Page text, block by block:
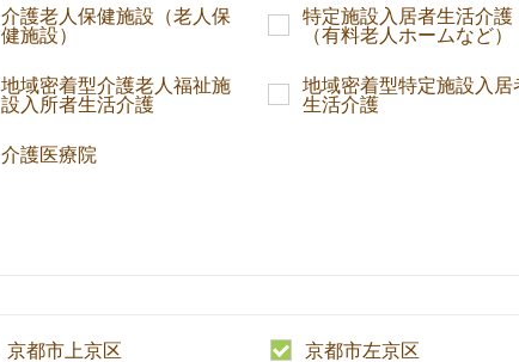
介護老人保健施設（老人保
健施設）
特定施設入居者生活介護
（有料老人ホームなど）
地域密着型介護老人福祉施
設入所者生活介護
地域密着型特定施設入居
生活介護
介護医療院
京都市上京区 京都市左京区